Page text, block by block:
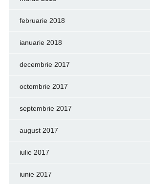
februarie 2018
ianuarie 2018
decembrie 2017
octombrie 2017
septembrie 2017
august 2017
iulie 2017
iunie 2017